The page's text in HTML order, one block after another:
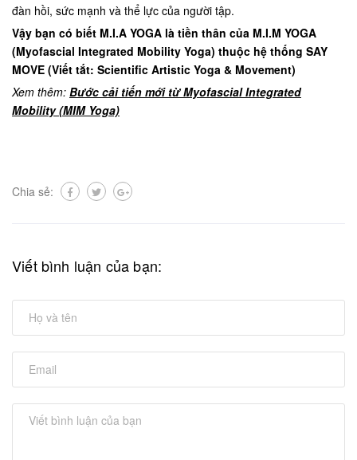
đàn hồi, sức mạnh và thể lực của người tập.
Vậy bạn có biết M.I.A YOGA là tiền thân của M.I.M YOGA
(Myofascial Integrated Mobility Yoga) thuộc hệ thống SAY
MOVE (Viết tắt: Scientific Artistic Yoga & Movement)
Xem thêm: Bước cải tiến mới từ Myofascial Integrated
Mobility (MIM Yoga)
Chia sẻ:
Viết bình luận của bạn: